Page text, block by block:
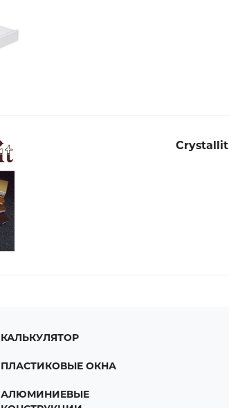
Сrystallit
КАЛЬКУЛЯТОР
ПЛАСТИКОВЫЕ ОКНА
АЛЮМИНИЕВЫЕ